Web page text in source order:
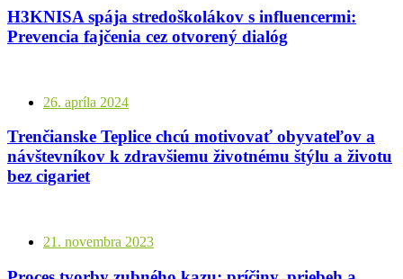
H3KNISA spája stredoškolákov s influencermi:
Prevencia fajčenia cez otvorený dialóg
26. apríla 2024
Trenčianske Teplice chcú motivovať obyvateľov a
návštevníkov k zdravšiemu životnému štýlu a životu
bez cigariet
21. novembra 2023